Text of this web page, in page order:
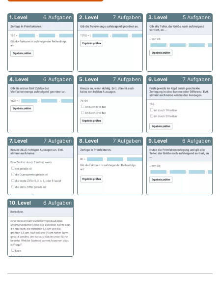
1. Level 6 Aufgaben 2. Level 7 Aufgaben 3. Level 5 Aufgaben
4. Level 6 Aufgaben 5. Level 7 Aufgaben 6. Level 7 Aufgaben
7. Level 7 Aufgaben 8. Level 7 Aufgaben 9. Level 6 Aufgaben
10. Level 6 Aufgaben